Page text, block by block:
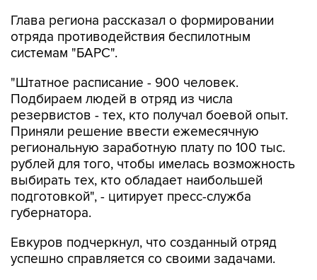
Глава региона рассказал о формировании
отряда противодействия беспилотным
системам "БАРС".
"Штатное расписание - 900 человек.
Подбираем людей в отряд из числа
резервистов - тех, кто получал боевой опыт.
Приняли решение ввести ежемесячную
региональную заработную плату по 100 тыс.
рублей для того, чтобы имелась возможность
выбирать тех, кто обладает наибольшей
подготовкой", - цитирует пресс-служба
губернатора.
Евкуров подчеркнул, что созданный отряд
успешно справляется со своими задачами.